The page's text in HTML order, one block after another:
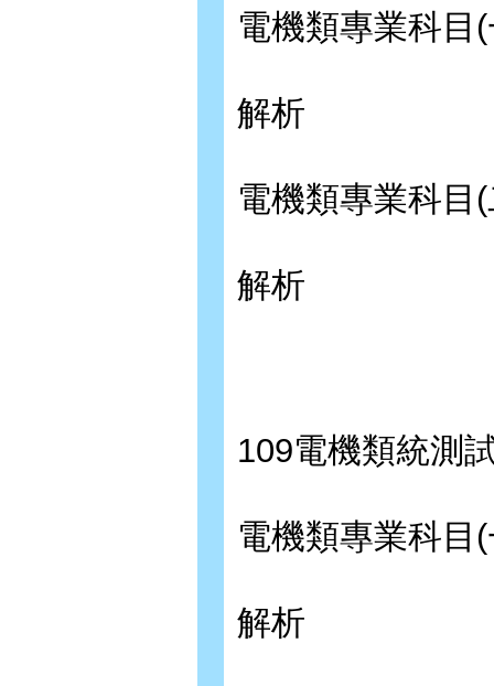
電機類專業科目
解析
電機類專業科目
解析
109電機類統測
電機類專業科目
解析